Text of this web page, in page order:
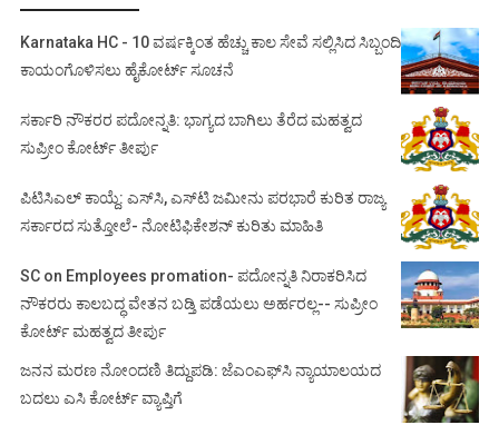
Karnataka HC - 10 ವರ್ಷಕ್ಕಿಂತ ಹೆಚ್ಚು ಕಾಲ ಸೇವೆ ಸಲ್ಲಿಸಿದ ಸಿಬ್ಬಂದಿ
ಕಾಯಂಗೊಳಿಸಲು ಹೈಕೋರ್ಟ್ ಸೂಚನೆ
ಸರ್ಕಾರಿ ನೌಕರರ ಪದೋನ್ನತಿ: ಭಾಗ್ಯದ ಬಾಗಿಲು ತೆರೆದ ಮಹತ್ವದ
ಸುಪ್ರೀಂ ಕೋರ್ಟ್ ತೀರ್ಪು
ಪಿಟಿಸಿಎಲ್ ಕಾಯ್ದೆ: ಎಸ್‌ಸಿ, ಎಸ್‌ಟಿ ಜಮೀನು ಪರಭಾರೆ ಕುರಿತ ರಾಜ್ಯ
ಸರ್ಕಾರದ ಸುತ್ತೋಲೆ- ನೋಟಿಫಿಕೇಶನ್‌ ಕುರಿತು ಮಾಹಿತಿ
SC on Employees promation- ಪದೋನ್ನತಿ ನಿರಾಕರಿಸಿದ
ನೌಕರರು ಕಾಲಬದ್ಧ ವೇತನ ಬಡ್ತಿ ಪಡೆಯಲು ಅರ್ಹರಲ್ಲ-- ಸುಪ್ರೀಂ
ಕೋರ್ಟ್ ಮಹತ್ವದ ತೀರ್ಪು
ಜನನ ಮರಣ ನೋಂದಣಿ ತಿದ್ದುಪಡಿ: ಜೆಎಂಎಫ್‌ಸಿ ನ್ಯಾಯಾಲಯದ
ಬದಲು ಎಸಿ ಕೋರ್ಟ್‌ ವ್ಯಾಪ್ತಿಗೆ